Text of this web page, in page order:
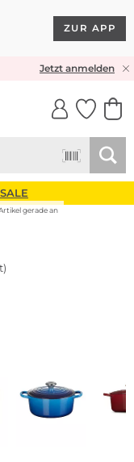
ZUR APP
Jetzt anmelden
gerade an